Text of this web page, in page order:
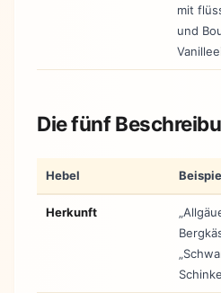
mit
und
Die fünf
Hebel
Herkunft